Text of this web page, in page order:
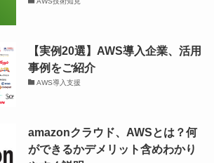
【実例20選】AWS導入企業、活用
事例をご紹介
AWS導入支援
amazonクラウド、AWSとは？何
ができるかデメリット含めわかり